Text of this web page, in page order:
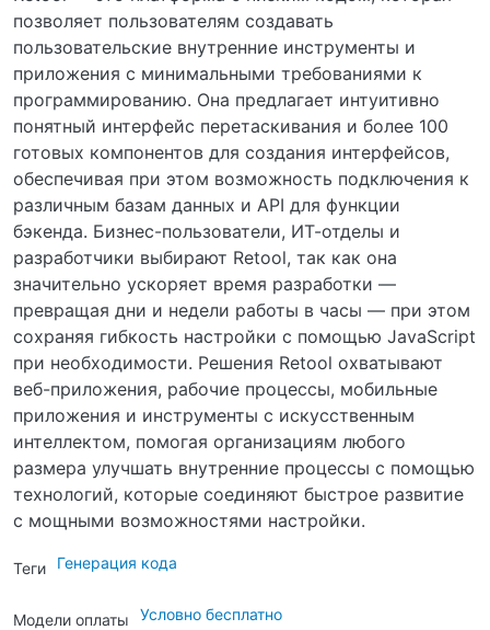
позволяет пользователям создавать
пользовательские внутренние инструменты и
приложения с минимальными требованиями к
программированию. Она предлагает интуитивно
понятный интерфейс перетаскивания и более 100
готовых компонентов для создания интерфейсов,
обеспечивая при этом возможность подключения к
различным базам данных и API для функции
бэкенда. Бизнес-пользователи, ИТ-отделы и
разработчики выбирают Retool, так как она
значительно ускоряет время разработки —
превращая дни и недели работы в часы — при этом
сохраняя гибкость настройки с помощью JavaScript
при необходимости. Решения Retool охватывают
веб-приложения, рабочие процессы, мобильные
приложения и инструменты с искусственным
интеллектом, помогая организациям любого
размера улучшать внутренние процессы с помощью
технологий, которые соединяют быстрое развитие
с мощными возможностями настройки.
Теги Генерация кода
Модели оплаты Условно бесплатно